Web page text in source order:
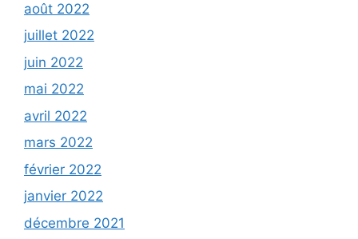
août 2022
juillet 2022
juin 2022
mai 2022
avril 2022
mars 2022
février 2022
janvier 2022
décembre 2021